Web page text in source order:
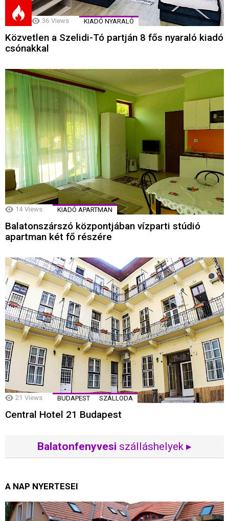
36 Views KIADÓ NYARALÓ
Közvetlen a Szelidi-Tó partján 8 fős nyaraló kiadó
csónakkal
14 Views KIADÓ APARTMAN
Balatonszárszó központjában vízparti stúdió
apartman két fő részére
21 Views BUDAPEST SZÁLLODA
Central Hotel 21 Budapest
Balatonfenyvesi szálláshelyek ▸
A NAP NYERTESEI